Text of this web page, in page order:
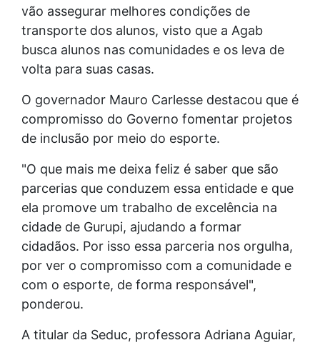
vão assegurar melhores condições de
transporte dos alunos, visto que a Agab
busca alunos nas comunidades e os leva de
volta para suas casas.
O governador Mauro Carlesse destacou que é
compromisso do Governo fomentar projetos
de inclusão por meio do esporte.
"O que mais me deixa feliz é saber que são
parcerias que conduzem essa entidade e que
ela promove um trabalho de excelência na
cidade de Gurupi, ajudando a formar
cidadãos. Por isso essa parceria nos orgulha,
por ver o compromisso com a comunidade e
com o esporte, de forma responsável",
ponderou.
A titular da Seduc, professora Adriana Aguiar,